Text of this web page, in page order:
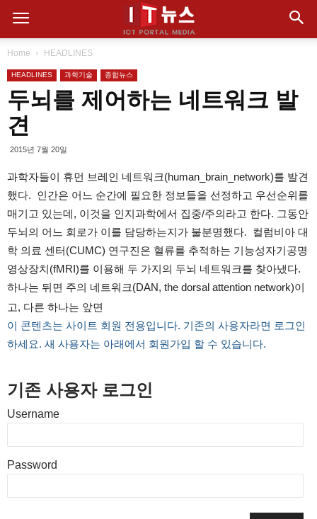
Home HEADLINES
HEADLINES 과학기술 종합뉴스
두뇌를 제어하는 네트워크 발
견
2015년 7월 20일
과학자들이 휴먼 브레인 네트워크(human_brain_network)를 발견
했다. 인간은 어느 순간에 필요한 정보들을 선정하고 우선순위를
매기고 있는데, 이것을 인지과학에서 집중/주의라고 한다. 그동안
두뇌의 어느 회로가 이를 담당하는지가 불분명했다. 컬럼비아 대
학 의료 센터(CUMC) 연구진은 혈류를 추적하는 기능성자기공명
영상장치(fMRI)를 이용해 두 가지의 두뇌 네트워크를 찾아냈다.
하나는 뒤면 주의 네트워크(DAN‬, the dorsal attention network)이
고, 다른 하나는 앞면
이 콘텐츠는 사이트 회원 전용입니다. 기존의 사용자라면 로그인
하세요. 새 사용자는 아래에서 회원가입 할 수 있습니다.
기존 사용자 로그인
Username
Password